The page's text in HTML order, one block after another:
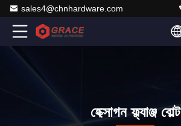
sales4@chnhardware.com
হেক্সাগন ফ্ল্যাঞ্জ বোল্ট